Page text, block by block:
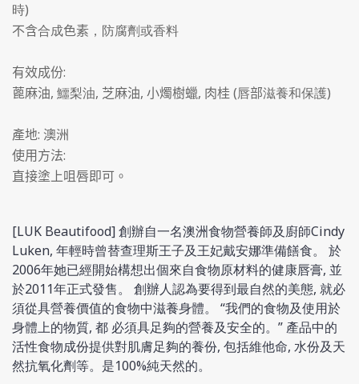
時)
不含合成色素 ，防腐劑或香料
有效成份:
蓖麻油, 鱷梨油, 芝麻油, 小燭樹蠟, 肉桂 (唇部滋養和保護)
產地: 澳洲
使用方法:
直接塗上咀唇即可。
[LUK Beautifood] 創辦自一名澳洲食物營養師及廚師Cindy
Luken, 年輕時曾替查理斯王子及王妃戴安娜準備饍食。 於
2006年她已經開始構想出個來自食物原材料的健康唇膏, 並
於2011年正式發售。 創辦人認為要得到最自然的美態, 就必
須從具營養價值的食物中滋養身體。 “我們的食物及使用於
身體上的物質, 都 必須具足夠的營養及安全的。” 產品中的
活性食物成份提供對肌膚足夠的養份, 包括維他命, 水份及天
然抗氧化劑等。是100%純天然的。